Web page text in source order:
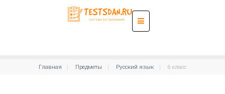
Главная Предметы Русский язык 6 класс